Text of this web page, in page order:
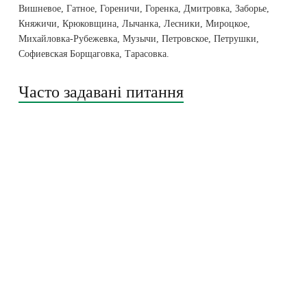
Вишневое, Гатное, Гореничи, Горенка, Дмитровка, Заборье,
Княжичи, Крюковщина, Лычанка, Лесники, Мироцкое,
Михайловка-Рубежевка, Музычи, Петровское, Петрушки,
Софиевская Борщаговка, Тарасовка.
Часто задавані питання